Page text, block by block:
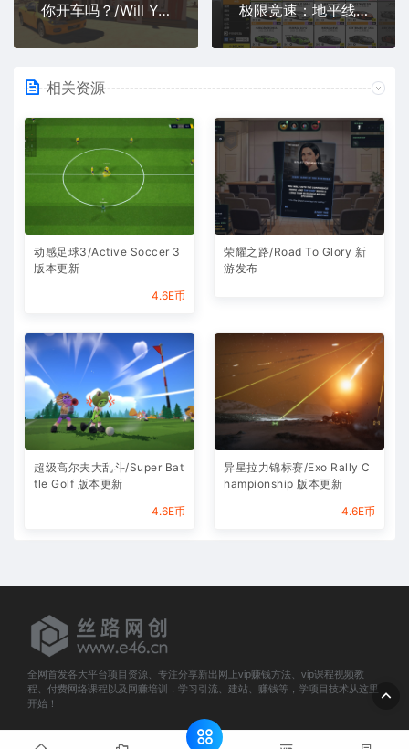
你开车吗？/Will You Wheel?
极限竞速：地平线6/Forza Horizon 6
相关资源
动感足球3/Active Soccer 3
版本更新
4.6E币
荣耀之路/Road To Glory 新
游发布
超级高尔夫大乱斗/Super Bat
tle Golf 版本更新
4.6E币
异星拉力锦标赛/Exo Rally C
hampionship 版本更新
4.6E币
全网首发各大平台项目资源、专注分享新出网上vip赚钱方法、vip课程视频教
程、付费网络课程以及网赚培训，学习引流、建站、赚钱等，学项目技术从这里
开始！